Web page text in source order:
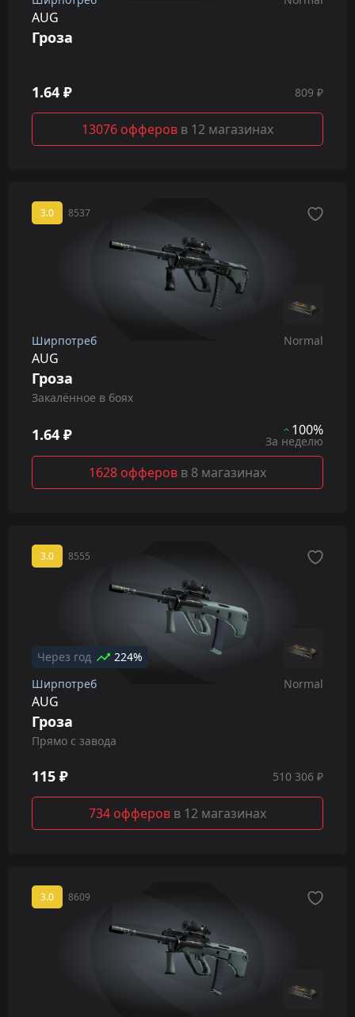
AUG
Гроза
1.64 ₽ 809 ₽
13076 офферов в 12 магазинах
3.0 8537
Ширпотреб Normal
AUG
Гроза
Закалённое в боях
1.64 ₽ 100%
За неделю
1628 офферов в 8 магазинах
3.0 8555
Через год
224%
Ширпотреб
Normal
AUG
Гроза
Прямо с завода
115 ₽ 510 306 ₽
734 офферов в 12 магазинах
3.0 8609